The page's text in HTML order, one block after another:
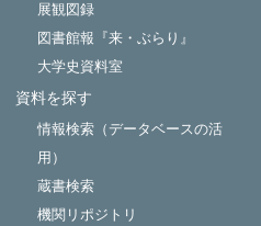
展観図録
図書館報『来・ぶらり』
大学史資料室
資料を探す
情報検索（データベースの活
用）
蔵書検索
機関リポジトリ